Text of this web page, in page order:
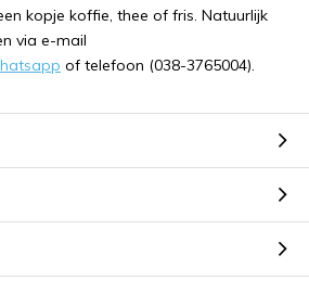
kopje koffie, thee of fris. Natuurlijk
via e-mail
of telefoon (038-3765004).